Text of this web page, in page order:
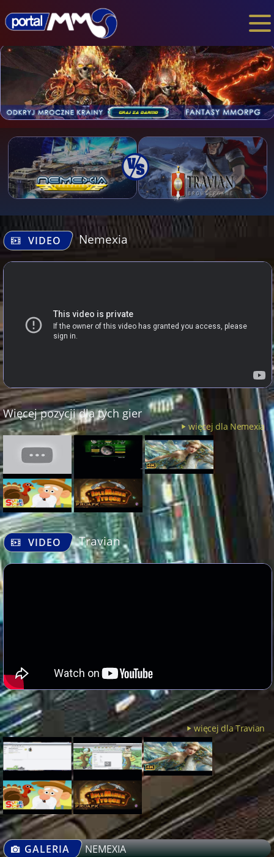
VIDEO Nemexia
Więcej pozycji dla tych gier
więcej dla Nemexia
VIDEO Travian
więcej dla Travian
GALERIA NEMEXIA